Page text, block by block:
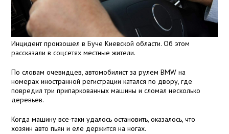
Инцидент произошел в Буче Киевской области. Об этом
рассказали в соцсетях местные жители.
По словам очевидцев, автомобилист за рулем BMW на
номерах иностранной регистрации катался по двору, где
повредил три припаркованных машины и сломал несколько
деревьев.
Когда машину все-таки удалось остановить, оказалось, что
хозяин авто пьян и еле держится на ногах.